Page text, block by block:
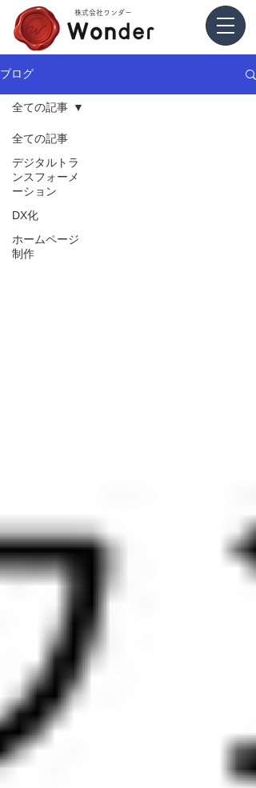
​株式会社ワンダー
ブログ
全ての記事
デジタルトラ
ンスフォーメ
ーション
DX化
ホームページ
制作
全ての記事